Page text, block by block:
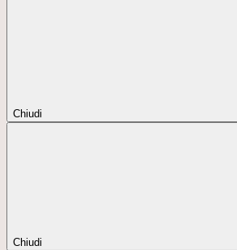
Chiudi
Chiudi